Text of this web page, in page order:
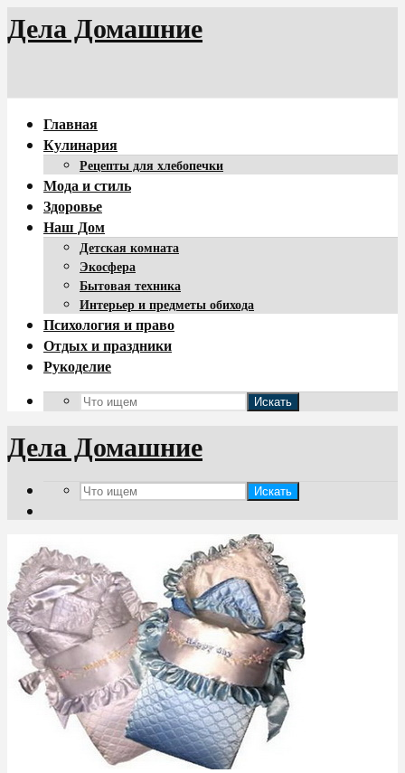
Дела Домашние
Главная
Кулинария
Рецепты для хлебопечки
Мода и стиль
Здоровье
Наш Дом
Детская комната
Экосфера
Бытовая техника
Интерьер и предметы обихода
Психология и право
Отдых и праздники
Рукоделие
Искать
Дела Домашние
Искать